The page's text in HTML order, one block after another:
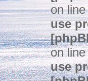
on
use
on
use